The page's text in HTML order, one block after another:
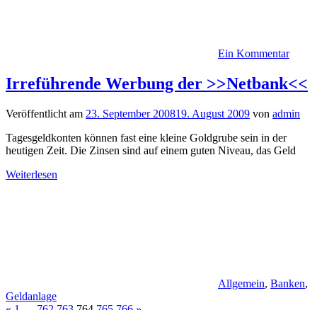
Ein Kommentar
Irreführende Werbung der >>Netbank<<
Veröffentlicht am 23. September 200819. August 2009 von admin
Tagesgeldkonten können fast eine kleine Goldgrube sein in der
heutigen Zeit. Die Zinsen sind auf einem guten Niveau, das Geld
Weiterlesen
Allgemein, Banken,
Geldanlage